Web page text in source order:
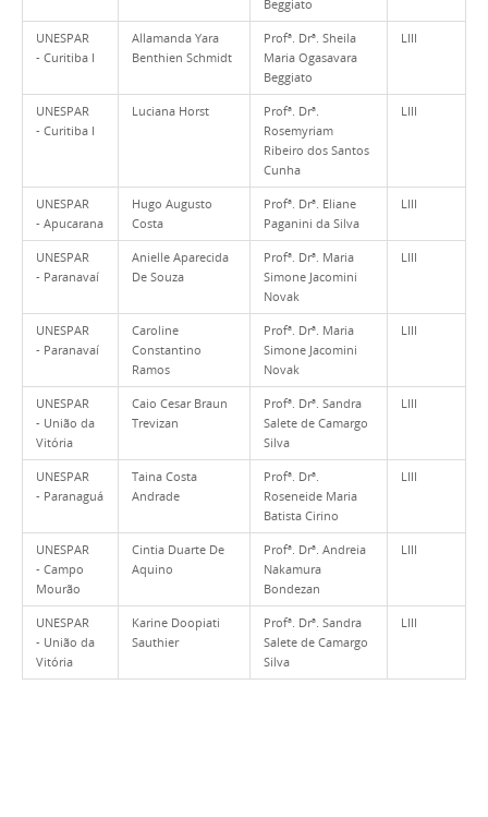
Beggiato
UNESPAR
- Curitiba I
Allamanda Yara
Benthien Schmidt
Profª. Drª. Sheila
Maria Ogasavara
Beggiato
LIII
UNESPAR
- Curitiba I
Luciana Horst
Profª. Drª.
Rosemyriam
Ribeiro dos Santos
Cunha
LIII
UNESPAR
- Apucarana
Hugo Augusto
Costa
Profª. Drª. Eliane
Paganini da Silva
LIII
UNESPAR
- Paranavaí
Anielle Aparecida
De Souza
Profª. Drª. Maria
Simone Jacomini
Novak
LIII
UNESPAR
- Paranavaí
Caroline
Constantino
Ramos
Profª. Drª. Maria
Simone Jacomini
Novak
LIII
UNESPAR
- União da
Vitória
Caio Cesar Braun
Trevizan
Profª. Drª. Sandra
Salete de Camargo
Silva
LIII
UNESPAR
- Paranaguá
Taina Costa
Andrade
Profª. Drª.
Roseneide Maria
Batista Cirino
LIII
UNESPAR
- Campo
Mourão
Cintia Duarte De
Aquino
Profª. Drª. Andreia
Nakamura
Bondezan
LIII
UNESPAR
- União da
Vitória
Karine Doopiati
Sauthier
Profª. Drª. Sandra
Salete de Camargo
Silva
LIII